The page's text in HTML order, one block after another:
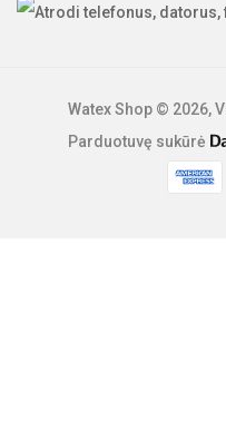
Watex Shop © 2026,
Parduotuvę sukūrė